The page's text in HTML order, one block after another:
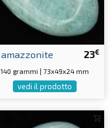
23€
amazzonite
140 grammi | 73x49x24 mm
vedi il prodotto